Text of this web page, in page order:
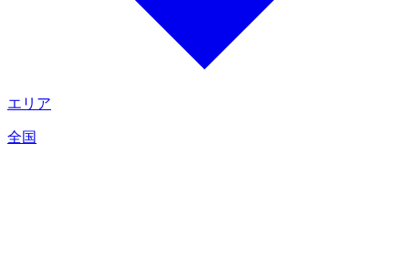
エリア
全国